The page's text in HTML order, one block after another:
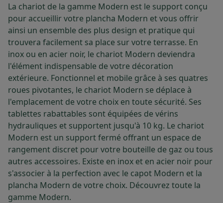
La chariot de la gamme Modern est le support conçu
pour accueillir votre plancha Modern et vous offrir
ainsi un ensemble des plus design et pratique qui
trouvera facilement sa place sur votre terrasse. En
inox ou en acier noir, le chariot Modern deviendra
l'élément indispensable de votre décoration
extérieure. Fonctionnel et mobile grâce à ses quatres
roues pivotantes, le chariot Modern se déplace à
l'emplacement de votre choix en toute sécurité. Ses
tablettes rabattables sont équipées de vérins
hydrauliques et supportent jusqu'à 10 kg. Le chariot
Modern est un support fermé offrant un espace de
rangement discret pour votre bouteille de gaz ou tous
autres accessoires. Existe en inox et en acier noir pour
s'associer à la perfection avec le capot Modern et la
plancha Modern de votre choix. Découvrez toute la
gamme Modern.